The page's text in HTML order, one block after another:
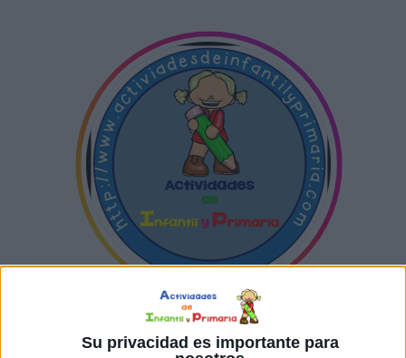
Su privacidad es importante para